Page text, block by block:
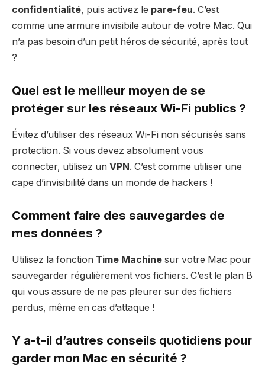
confidentialité, puis activez le pare-feu. C’est
comme une armure invisibile autour de votre Mac. Qui
n’a pas besoin d’un petit héros de sécurité, après tout
?
Quel est le meilleur moyen de se
protéger sur les réseaux Wi-Fi publics ?
Évitez d’utiliser des réseaux Wi-Fi non sécurisés sans
protection. Si vous devez absolument vous
connecter, utilisez un VPN. C’est comme utiliser une
cape d’invisibilité dans un monde de hackers !
Comment faire des sauvegardes de
mes données ?
Utilisez la fonction Time Machine sur votre Mac pour
sauvegarder régulièrement vos fichiers. C’est le plan B
qui vous assure de ne pas pleurer sur des fichiers
perdus, même en cas d’attaque !
Y a-t-il d’autres conseils quotidiens pour
garder mon Mac en sécurité ?